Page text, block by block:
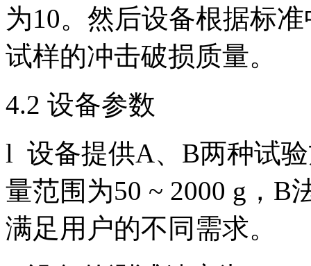
为10。然后设备根据标
试样的冲击破损质量。
4.2 设备参数
l 设备提供A、B两种试
量范围为50 ~ 2000 g，B
满足用户的不同需求。